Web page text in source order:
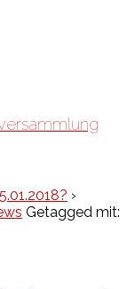
›
Getagged mit: